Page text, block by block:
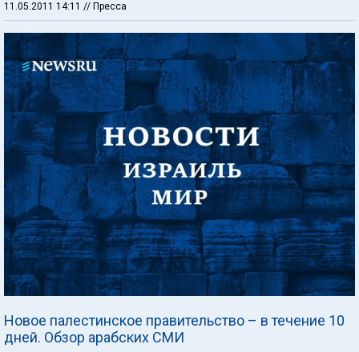
11.05.2011 14:11 // Пресса
Новое палестинское правительство – в течение 10
дней. Обзор арабских СМИ